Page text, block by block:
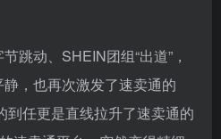
，也再次激发了速卖通的
到任更是直线拉升了速卖通的
速卖通平台，突然变得精细